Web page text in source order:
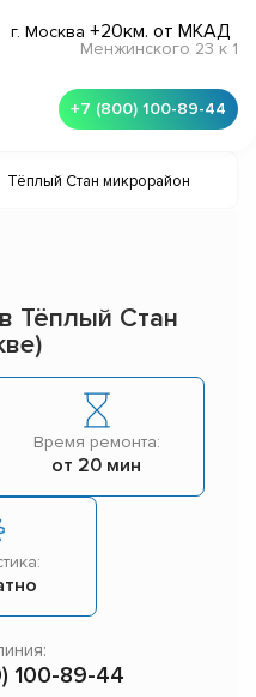
г. Москва +20км. от МКАД
Менжинского 23 к 1
+7 (800) 100-89-44
Тёплый Стан микрорайон
Тёплый Стан
Время ремонта:
от 20 мин
100-89-44